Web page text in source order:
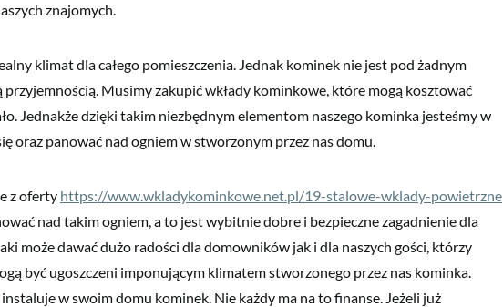
znajomych.
klimat dla całego pomieszczenia. Jednak kominek nie jest pod żadnym
Musimy zakupić wkłady kominkowe, które mogą kosztować
Jednakże dzięki takim niezbędnym elementom naszego kominka jesteśmy w
oraz panować nad ogniem w stworzonym przez nas domu.
z oferty https://www.wkladykominkowe.net.pl/19-stalowe-wklady-powietrzne
nad takim ogniem, a to jest wybitnie dobre i bezpieczne zagadnienie dla
może dawać dużo radości dla domowników jak i dla naszych gości, którzy
być ugoszczeni imponującym klimatem stworzonego przez nas kominka.
w swoim domu kominek. Nie każdy ma na to finanse. Jeżeli już